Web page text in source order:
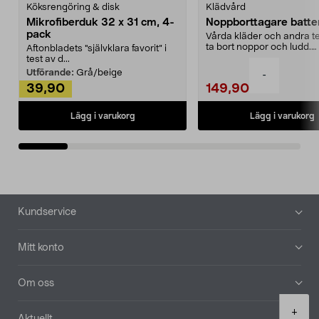
-
+
Köksrengöring & disk
Mikrofiberduk 32 x 31 cm, 4-
pack
Aftonbladets "självklara favorit” i
test av d...
Utförande: Grå/beige
39,90
Lägg i varukorg
Klädvård
Noppborttagare
Vårda kläder och andra
ta bort noppor och ludd.
149,90
Lägg i varukorg
Sidfot
Kundservice
Mitt konto
Om oss